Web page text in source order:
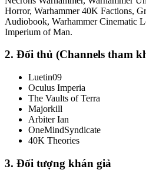
Horror, Warhammer 40K Factions,
Audiobook, Warhammer Cinematic
Imperium of Man.
2. Đối thủ (Channels tham
Luetin09
Oculus Imperia
The Vaults of Terra
Majorkill
Arbiter Ian
OneMindSyndicate
40K Theories
3. Đối tượng khán giả